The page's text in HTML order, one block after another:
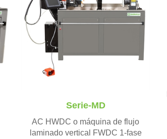
Serie-MD
AC HWDC o máquina de flujo
laminado vertical FWDC 1-fase